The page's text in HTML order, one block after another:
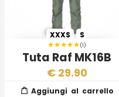
(1)
Tuta Raf MK16B
Aeronautica Inglese
XXXS S
€ 29.90